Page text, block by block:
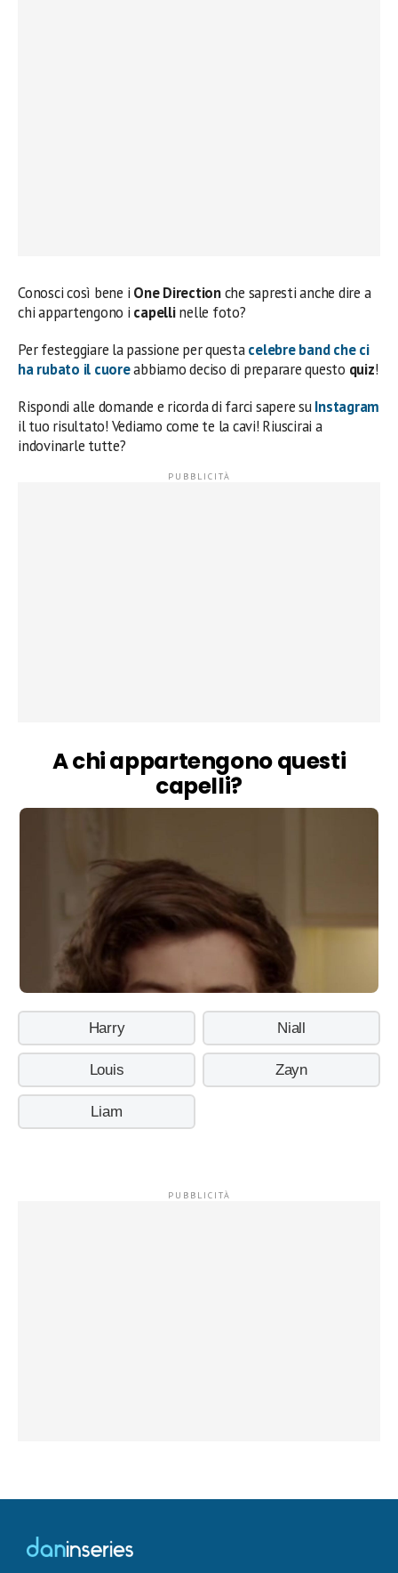
Conosci così bene i One Directionche sapresti anche dire a
chi appartengono i capellinelle foto?
Per festeggiare la passione per questacelebre band che ci
ha rubato il cuoreabbiamo deciso di preparare questo quiz!
Rispondi alle domande e ricorda di farci sapere suInstagram
il tuo risultato! Vediamo come te la cavi! Riuscirai a
indovinarle tutte?
A chi appartengono questi
capelli?
Harry Niall
Louis Zayn
Liam